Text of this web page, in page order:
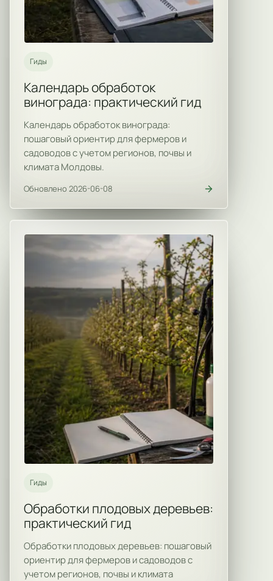
Гиды
Календарь обработок
винограда: практический гид
Календарь обработок винограда:
пошаговый ориентир для фермеров и
садоводов с учетом регионов, почвы и
климата Молдовы.
Обновлено 2026-06-08
Гиды
Обработки плодовых деревьев:
практический гид
Обработки плодовых деревьев: пошаговый
ориентир для фермеров и садоводов с
учетом регионов, почвы и климата